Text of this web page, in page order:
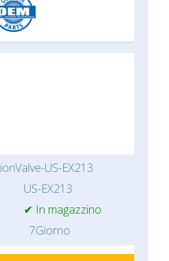
US-EX213
US-EX213
✔ In magazzino
7Giorno